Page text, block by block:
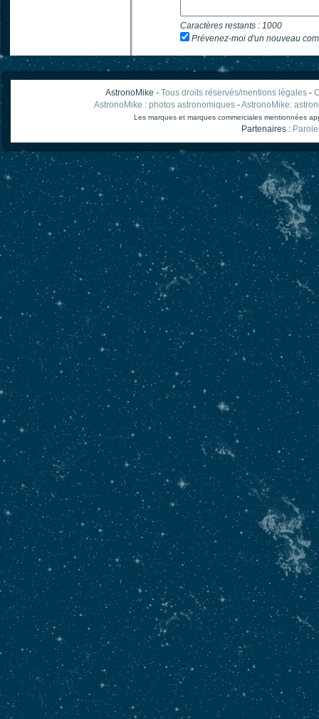
Caractères restants : 1000
Prévenez-moi d'un nouveau
AstronoMike - Tous droits réservés/mentions légales-
AstronoMike : photos astronomiques -AstronoMike:
Les marques et marques commerciales mentionnées
Partenaires :